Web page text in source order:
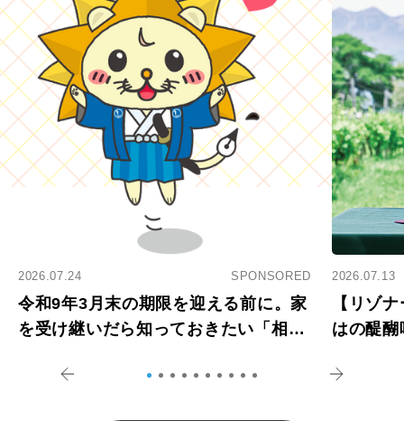
2026.07.24 SPONSORED
令和9年3月末の期限を迎える前に。家
を受け継いだら知っておきたい「相続
2026.07.13
【リゾ
はの醍